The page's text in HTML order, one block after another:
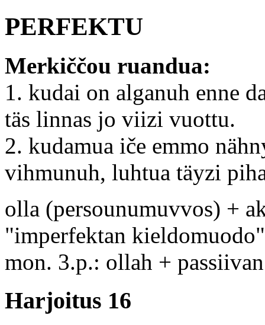
PERFEKTU
Merkiččou ruandua:
1. kudai on alganuh enne
täs linnas jo viizi vuottu.
2. kudamua iče emmo
vihmunuh, luhtua täyzi
olla (persounumuvvos) +
"imperfektan
mon. 3.p.: ollah +
Harjoitus 16